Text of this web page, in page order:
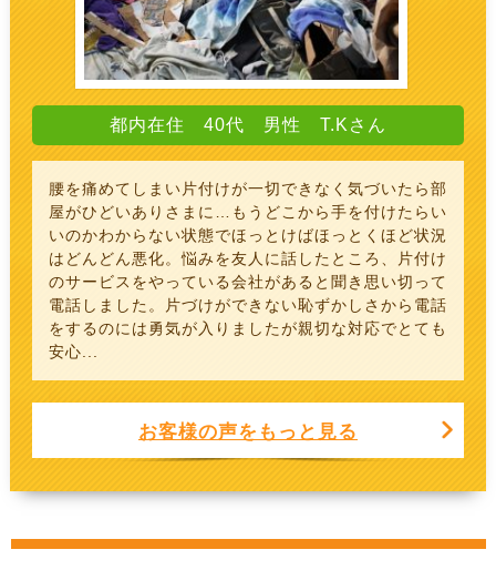
都内在住 40代 男性 T.Kさん
腰を痛めてしまい片付けが一切できなく気づいたら部
屋がひどいありさまに…もうどこから手を付けたらい
いのかわからない状態でほっとけばほっとくほど状況
はどんどん悪化。悩みを友人に話したところ、片付け
のサービスをやっている会社があると聞き思い切って
電話しました。片づけができない恥ずかしさから電話
をするのには勇気が入りましたが親切な対応でとても
安心...
お客様の声をもっと見る